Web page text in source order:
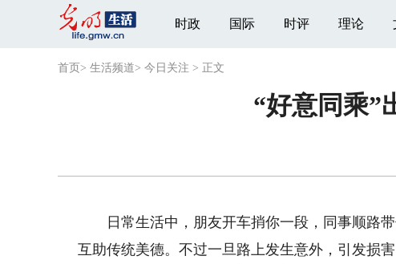
时政 国际 时评 理论
首页 > 生活频道> 今日关注 > 正文
“好意同乘”
日常生活中，朋友开车捎你一段，同事顺路带
互助传统美德。不过一旦路上发生意外，引发损